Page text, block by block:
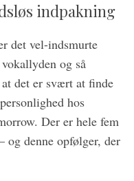
indpakning
det vel-indsmurte
og så
det er svært at finde
hos
Der er hele fem
og denne opfølger, der